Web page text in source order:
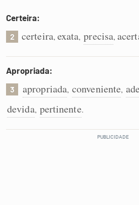
Cata-letras
Conexões
Caça-palavras
Certeira:
2 certeira, exata, precisa,
Apropriada:
3 apropriada, conveniente,
devida, pertinente.